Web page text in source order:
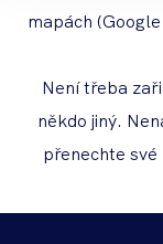
mapách
Není třeba
někdo jiný.
přenechte